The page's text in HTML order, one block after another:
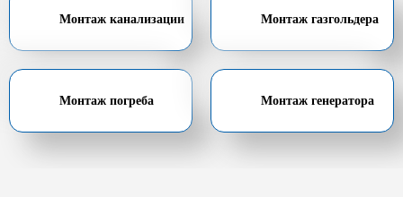
Монтаж канализации Монтаж газгольдера
Монтаж погреба Монтаж генератора